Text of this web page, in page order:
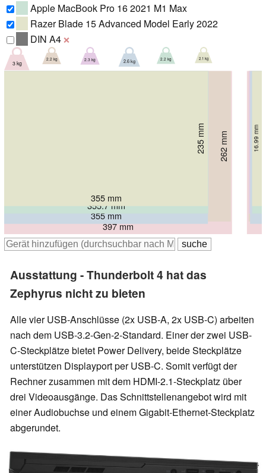
Apple MacBook Pro 16 2021 M1 Max
Razer Blade 15 Advanced Model Early 2022
DIN A4 ❌
397 mm
284 mm 26 mm
3 kg
395 mm
262 mm 23 mm
2.2 kg
356 mm
248.5 mm 22.4 mm
2.3 kg
355 mm
266 mm 20.5 mm
2.6 kg
355.7 mm
248.1 mm 16.8 mm
2.2 kg
355 mm
235 mm 16.99 mm
2.1 kg
Ausstattung - Thunderbolt 4 hat das
Zephyrus nicht zu bieten
Alle vier USB-Anschlüsse (2x USB-A, 2x USB-C) arbeiten
nach dem USB-3.2-Gen-2-Standard. Einer der zwei USB-
C-Steckplätze bietet Power Delivery, beide Steckplätze
unterstützen Displayport per USB-C. Somit verfügt der
Rechner zusammen mit dem HDMI-2.1-Steckplatz über
drei Videoausgänge. Das Schnittstellenangebot wird mit
einer Audiobuchse und einem Gigabit-Ethernet-Steckplatz
abgerundet.